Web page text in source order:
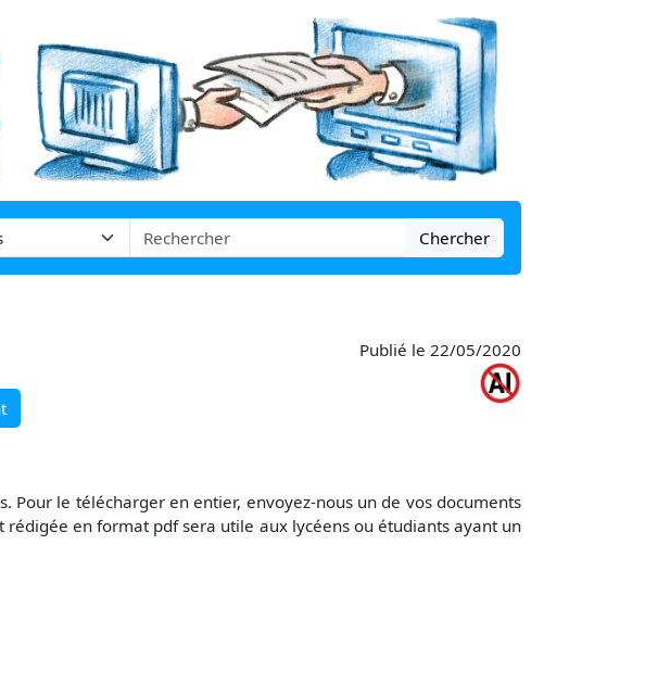
Chercher
Publié le 22/05/2020
Pour le télécharger en entier, envoyez-nous un de vos documents
en format pdf sera utile aux lycéens ou étudiants ayant un